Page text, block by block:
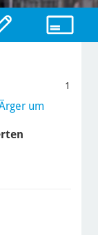
1
um